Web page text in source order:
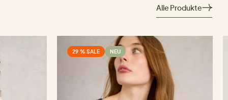
Alle Produkte
29 % SALE NEU